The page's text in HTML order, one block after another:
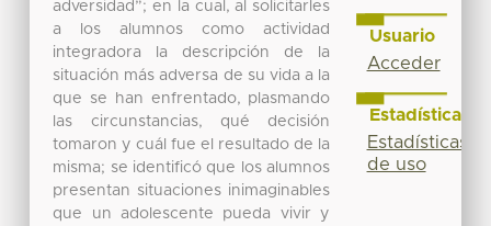
adversidad”; en la cual, al solicitarles
a los alumnos como actividad
integradora la descripción de la
situación más adversa de su vida a la
que se han enfrentado, plasmando
las circunstancias, qué decisión
tomaron y cuál fue el resultado de la
misma; se identificó que los alumnos
presentan situaciones inimaginables
que un adolescente pueda vivir y
Usuario
Acceder
Estadísticas
Estadísticas
de uso